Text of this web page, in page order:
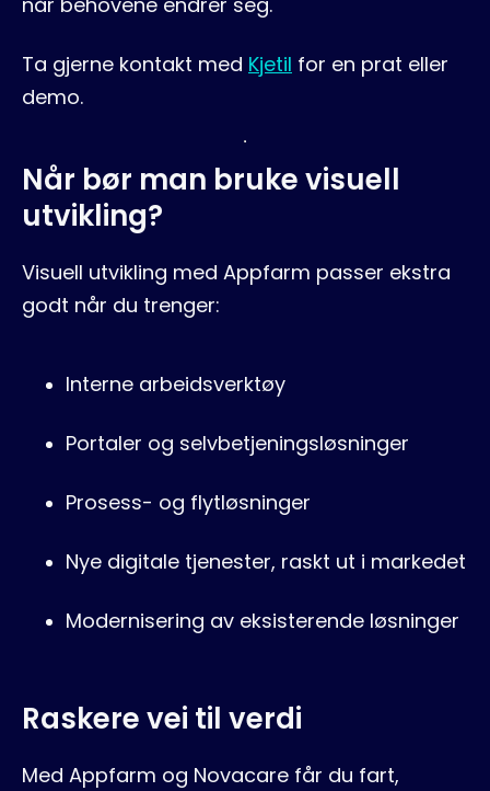
Ta gjerne kontakt med Kjetil for en prat eller
demo.
Når bør man bruke visuell
utvikling?
Visuell utvikling med Appfarm passer ekstra
godt når du trenger:
Interne arbeidsverktøy
Portaler og selvbetjeningsløsninger
Prosess- og flytløsninger
Nye digitale tjenester, raskt ut i markedet
Modernisering av eksisterende løsninger
Raskere vei til verdi
Med Appfarm og Novacare får du fart,